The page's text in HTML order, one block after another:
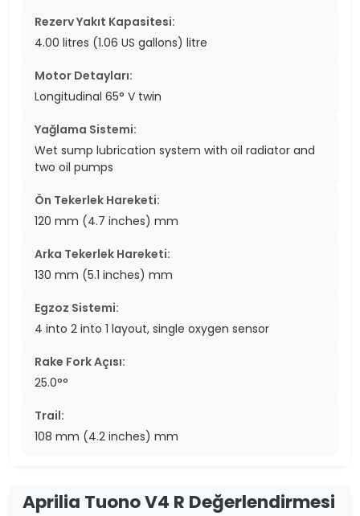
Rezerv Yakıt Kapasitesi:
4.00 litres (1.06 US gallons) litre
Motor Detayları:
Longitudinal 65° V twin
Yağlama Sistemi:
Wet sump lubrication system with oil radiator and
two oil pumps
Ön Tekerlek Hareketi:
120 mm (4.7 inches) mm
Arka Tekerlek Hareketi:
130 mm (5.1 inches) mm
Egzoz Sistemi:
4 into 2 into 1 layout, single oxygen sensor
Rake Fork Açısı:
25.0°°
Trail:
108 mm (4.2 inches) mm
Aprilia Tuono V4 R Değerlendirmesi